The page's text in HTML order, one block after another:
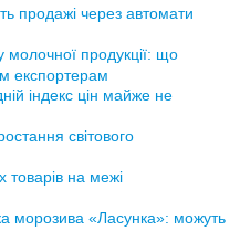
продажі через автомати
продукції: що
експортерам
індекс цін майже не
світового
на межі
морозива «Ласунка»: можуть